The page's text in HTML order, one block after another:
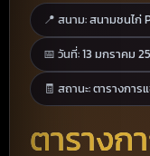
📍 สนาม: สนามชนไก่
📅 วันที่: 13 มกราคม
🧾 สถานะ: ตารางการ
ตารางก